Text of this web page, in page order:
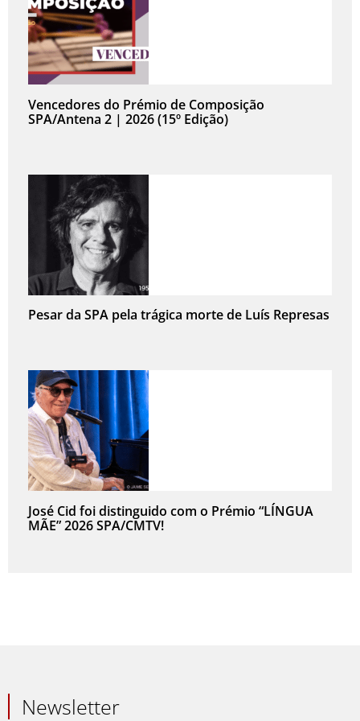
Vencedores do Prémio de Composição
SPA/Antena 2 | 2026 (15º Edição)
Pesar da SPA pela trágica morte de Luís Represas
José Cid foi distinguido com o Prémio “LÍNGUA
MÃE” 2026 SPA/CMTV!
Newsletter